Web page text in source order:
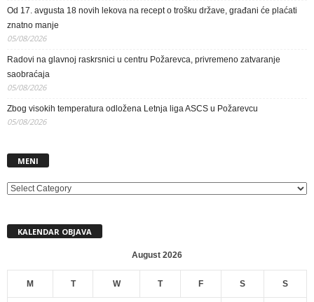
Od 17. avgusta 18 novih lekova na recept o trošku države, građani će plaćati
znatno manje
05/08/2026
Radovi na glavnoj raskrsnici u centru Požarevca, privremeno zatvaranje
saobraćaja
05/08/2026
Zbog visokih temperatura odložena Letnja liga ASCS u Požarevcu
05/08/2026
MENI
MENI
KALENDAR OBJAVA
August 2026
M T W T F S S